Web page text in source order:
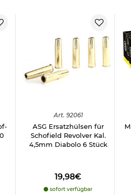
Art. 92061
ASG Ersatzhülsen für
Schofield Revolver Kal.
4,5mm Diabolo 6 Stück
19,98€
sofort verfügbar